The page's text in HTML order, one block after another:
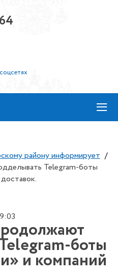
≡
району информирует /
Telegram-боты
боты
и компаний